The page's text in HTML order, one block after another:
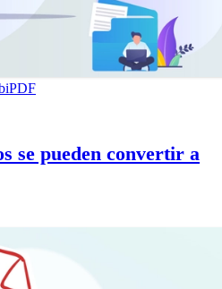
se pueden convertir a